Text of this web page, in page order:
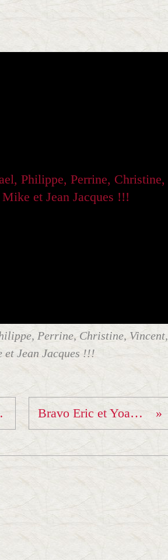
Perrine, Christine, Vincent,
et Jean Jacques !!!
! Bravo Eric et Yoann !!!